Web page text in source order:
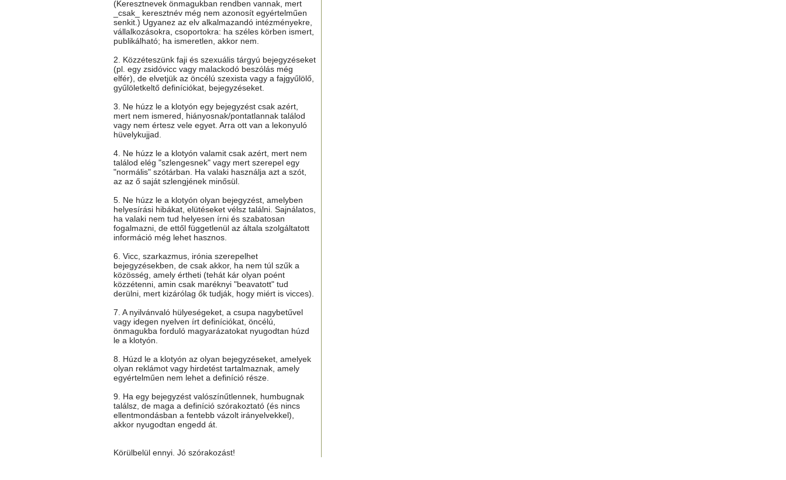
(Keresztnevek önmagukban rendben vannak, mert
_csak_ keresztnév még nem azonosít egyértelműen
senkit.) Ugyanez az elv alkalmazandó intézményekre,
vállalkozásokra, csoportokra: ha széles körben ismert,
publikálható; ha ismeretlen, akkor nem.
2. Közzéteszünk faji és szexuális tárgyú bejegyzéseket
(pl. egy zsidóvicc vagy malackodó beszólás még
elfér), de elvetjük az öncélú szexista vagy a fajgyűlölő,
gyűlöletkeltő definíciókat, bejegyzéseket.
3. Ne húzz le a klotyón egy bejegyzést csak azért,
mert nem ismered, hiányosnak/pontatlannak találod
vagy nem értesz vele egyet. Arra ott van a lekonyuló
hüvelykujjad.
4. Ne húzz le a klotyón valamit csak azért, mert nem
találod elég "szlengesnek" vagy mert szerepel egy
"normális" szótárban. Ha valaki használja azt a szót,
az az ő saját szlengjének minősül.
5. Ne húzz le a klotyón olyan bejegyzést, amelyben
helyesírási hibákat, elütéseket vélsz találni. Sajnálatos,
ha valaki nem tud helyesen írni és szabatosan
fogalmazni, de ettől függetlenül az általa szolgáltatott
információ még lehet hasznos.
6. Vicc, szarkazmus, irónia szerepelhet
bejegyzésekben, de csak akkor, ha nem túl szűk a
közösség, amely értheti (tehát kár olyan poént
közzétenni, amin csak maréknyi "beavatott" tud
derülni, mert kizárólag ők tudják, hogy miért is vicces).
7. A nyilvánvaló hülyeségeket, a csupa nagybetűvel
vagy idegen nyelven írt definíciókat, öncélú,
önmagukba forduló magyarázatokat nyugodtan húzd
le a klotyón.
8. Húzd le a klotyón az olyan bejegyzéseket, amelyek
olyan reklámot vagy hirdetést tartalmaznak, amely
egyértelműen nem lehet a definíció része.
9. Ha egy bejegyzést valószínűtlennek, humbugnak
találsz, de maga a definíció szórakoztató (és nincs
ellentmondásban a fentebb vázolt irányelvekkel),
akkor nyugodtan engedd át.
Körülbelül ennyi. Jó szórakozást!